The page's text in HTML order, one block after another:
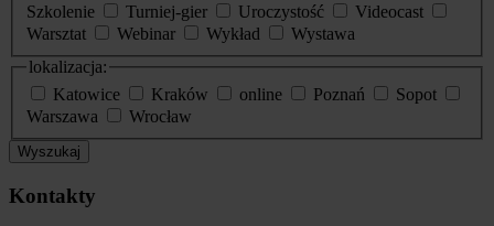
Szkolenie
Turniej-gier Uroczystość
Videocast
Warsztat
Webinar Wykład
Wystawa
lokalizacja:
Katowice
Kraków online Poznań
Sopot
Warszawa
Wrocław
Wyszukaj
Kontakty